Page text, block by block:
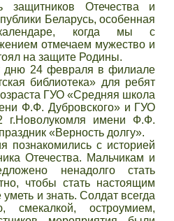
Отечества и
Беларусь, особенная
когда мы с
отмечаем мужество и
на защите Родины.
дню 24 февраля в филиале
библиотека» для ребят
ГУО «Средняя школа
Ф.Ф. Дубровского» и ГУО
имени Ф.Ф.
«Верность долгу».
познакомились с историей
Отечества. Мальчикам и
ненадолго стать
чтобы стать настоящим
и знать. Солдат всегда
смекалкой, остроумием,